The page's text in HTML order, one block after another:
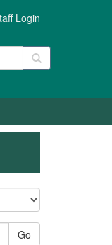
Login
Go